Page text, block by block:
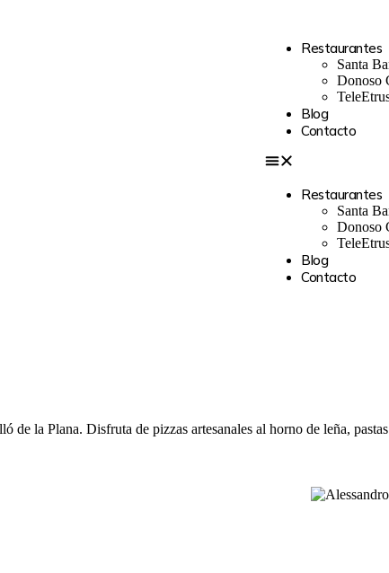
Restaurantes
Santa
Donoso
Blog
Contacto
Restaurantes
Santa
Donoso
Blog
Contacto
de la Plana. Disfruta de pizzas artesanales al horno de leña,